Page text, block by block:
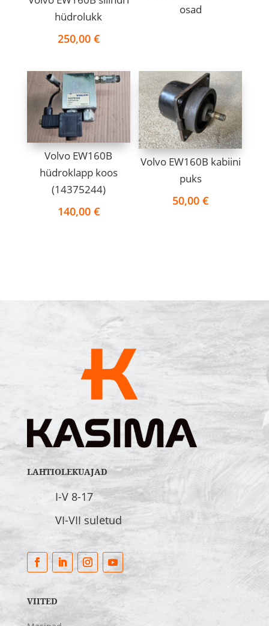
hüdrolukk
250,00 €
osad
Volvo EW160B
hüdroklapp koos
(14375244)
140,00 €
Volvo EW160B kabiini
puks
50,00€
LAHTIOLEKUAJAD
I-V 8-17
VI-VII suletud
VIITED